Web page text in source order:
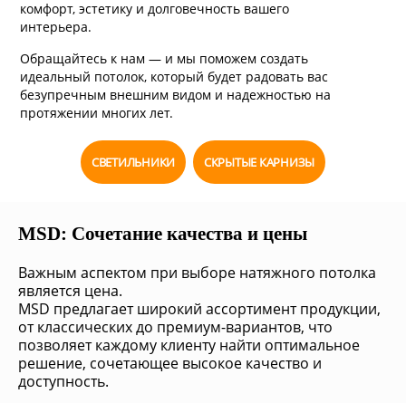
комфорт, эстетику и долговечность вашего
интерьера.
Обращайтесь к нам — и мы поможем создать
идеальный потолок, который будет радовать вас
безупречным внешним видом и надежностью на
протяжении многих лет.
СВЕТИЛЬНИКИ СКРЫТЫЕ КАРНИЗЫ
MSD: Сочетание качества и цены
Важным аспектом при выборе натяжного потолка
является цена.
MSD предлагает широкий ассортимент продукции,
от классических до премиум-вариантов, что
позволяет каждому клиенту найти оптимальное
решение, сочетающее высокое качество и
доступность.